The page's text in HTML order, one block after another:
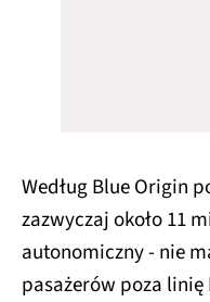
Według Blue Origin
zazwyczaj około 11
autonomiczny - nie
pasażerów poza